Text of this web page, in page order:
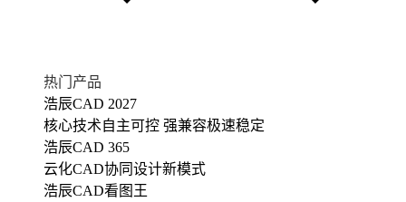
热门产品
浩辰CAD 2027
核心技术自主可控 强兼容极速稳定
浩辰CAD 365
云化CAD协同设计新模式
浩辰CAD看图王